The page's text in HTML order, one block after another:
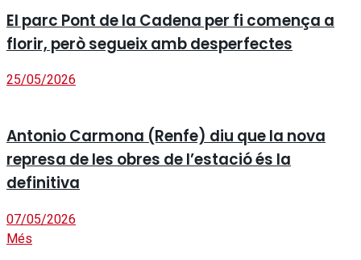
El parc Pont de la Cadena per fi comença a
florir, però segueix amb desperfectes
25/05/2026
Antonio Carmona (Renfe) diu que la nova
represa de les obres de l’estació és la
definitiva
07/05/2026
Més